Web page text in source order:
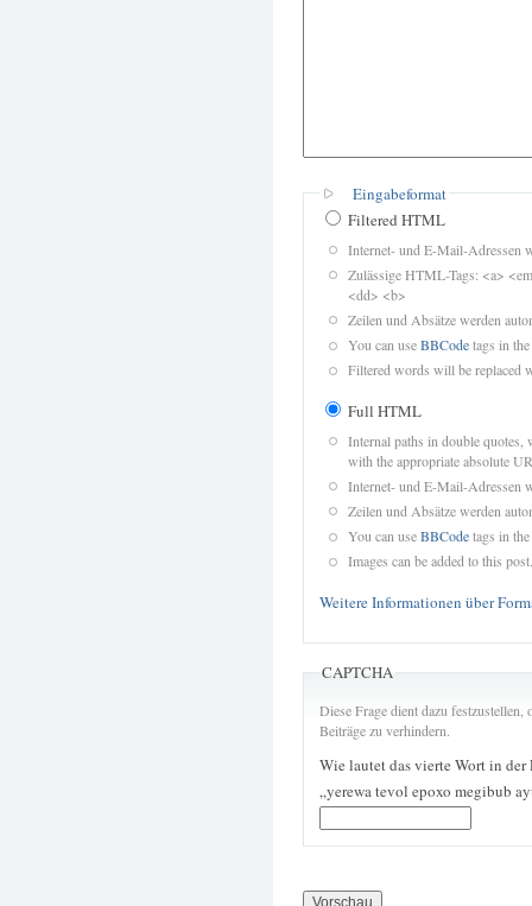
Eingabeformat
Filtered HTML
Internet- und E-Mail-Adressen
Zulässige HTML-Tags: <a>
<dd> <b>
Zeilen und Absätze werden
You can useBBCodetags in
Filtered words will be replaced
Full HTML
Internal paths in double quotes,
with the appropriate absolute
Internet- und E-Mail-Adressen
Zeilen und Absätze werden
You can useBBCodetags in
Images can be added to this post.
Weitere Informationen über
CAPTCHA
Diese Frage dient dazu
Beiträge zu verhindern.
Wie lautet das vierte Wort in der
„yerewa tevol epoxo megibub